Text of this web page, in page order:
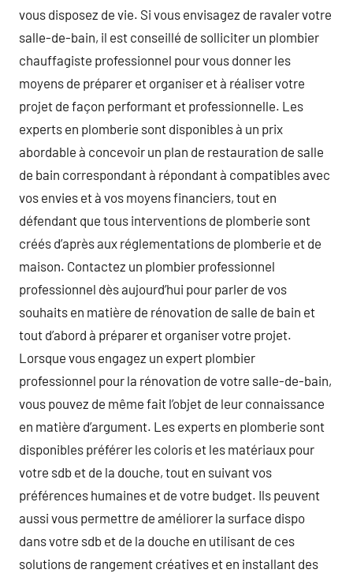
vous disposez de vie. Si vous envisagez de ravaler votre
salle-de-bain, il est conseillé de solliciter un plombier
chauffagiste professionnel pour vous donner les
moyens de préparer et organiser et à réaliser votre
projet de façon performant et professionnelle. Les
experts en plomberie sont disponibles à un prix
abordable à concevoir un plan de restauration de salle
de bain correspondant à répondant à compatibles avec
vos envies et à vos moyens financiers, tout en
défendant que tous interventions de plomberie sont
créés d’après aux réglementations de plomberie et de
maison. Contactez un plombier professionnel
professionnel dès aujourd’hui pour parler de vos
souhaits en matière de rénovation de salle de bain et
tout d’abord à préparer et organiser votre projet.
Lorsque vous engagez un expert plombier
professionnel pour la rénovation de votre salle-de-bain,
vous pouvez de même fait l’objet de leur connaissance
en matière d’argument. Les experts en plomberie sont
disponibles préférer les coloris et les matériaux pour
votre sdb et de la douche, tout en suivant vos
préférences humaines et de votre budget. Ils peuvent
aussi vous permettre de améliorer la surface dispo
dans votre sdb et de la douche en utilisant de ces
solutions de rangement créatives et en installant des